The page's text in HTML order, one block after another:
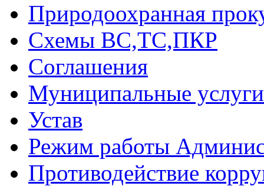
Природоохранная
Схемы ВС,ТС,ПКР
Соглашения
Муниципальные
Устав
Режим работы
Противодействие